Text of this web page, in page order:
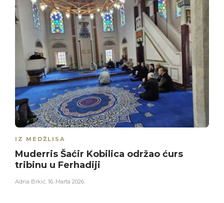
IZ MEDŽLISA
Muderris Šaćir Kobilica održao ćurs
tribinu u Ferhadiji
Adna Brkić, 16. Marta 2026.